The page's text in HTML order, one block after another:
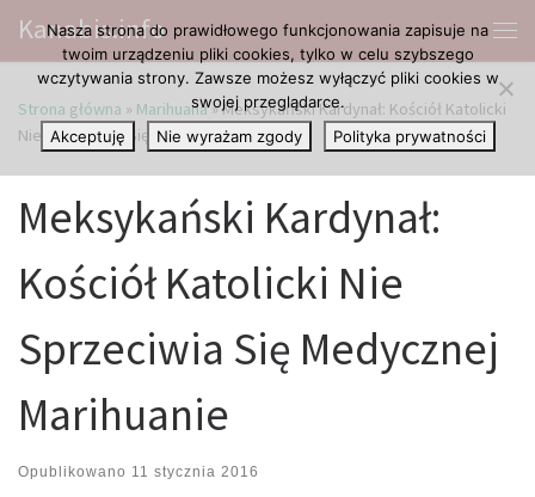
Przejdź do treści
Kanabis.info
Strona główna » Marihuana »Meksykański Kardynał: Kościół Katolicki
Nie Sprzeciwia Się Medycznej Marihuanie
Meksykański Kardynał:
Kościół Katolicki Nie
Sprzeciwia Się Medycznej
Marihuanie
Opublikowano 11 stycznia 2016
Nasza strona do prawidłowego funkcjonowania zapisuje na
twoim urządzeniu pliki cookies, tylko w celu szybszego
wczytywania strony. Zawsze możesz wyłączyć pliki cookies w
swojej przeglądarce.
Akceptuję
Nie wyrażam zgody Polityka prywatności